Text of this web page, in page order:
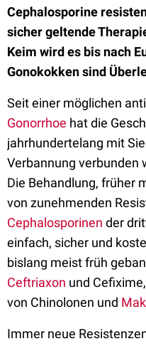
Cephalosporine
sicher geltende
Keim wird es bis nach
Gonokokken sind
Seit einer möglichen
Gonorrhoe hat die
jahrhundertelang mit
Verbannung verbunden
Die Behandlung, früher
von zunehmenden
Cephalosporinen der
einfach, sicher und
bislang meist früh
Ceftriaxon und
von Chinolonen und
Immer neue